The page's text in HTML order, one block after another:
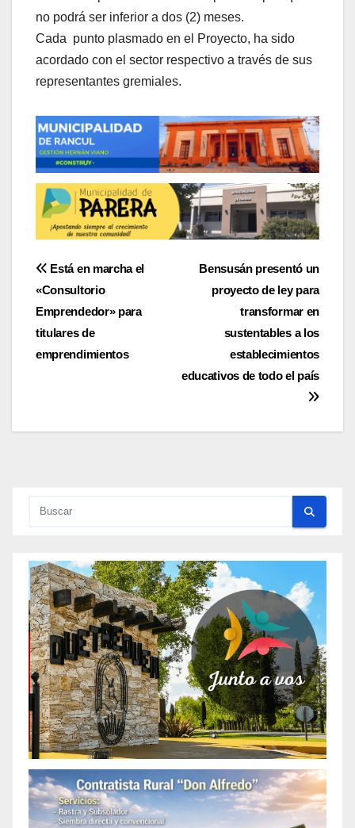
no podrá ser inferior a dos (2) meses.
Cada punto plasmado en el Proyecto, ha sido
acordado con el sector respectivo a través de sus
representantes gremiales.
Navegación
de
entradas
Bensusán presentó un
proyecto de ley para
transformar en
sustentables a los
establecimientos
educativos de todo el país
Está en marcha el
«Consultorio
Emprendedor» para
titulares de
emprendimientos